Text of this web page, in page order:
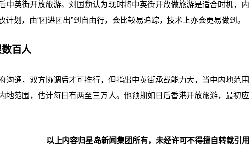
中英街开放旅游。刘国勳认为现时将中英街开放做旅游是适合时机，内
划，由“团进团出”到自由行，会比较易追踪，技术上亦会更易做到。
百人
通，双方协调后才可推行，但指出中英街承载能力大，当中内地范围
地范围，估计每日有两至三万人。他预期如日后香港开放旅游，最初应
以上内容归星岛新闻集团所有，未经许可不得擅自转载引用